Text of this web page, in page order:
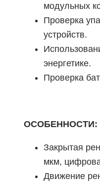
модульных
Проверка
устройств.
энергетике.
Проверка
ОСОБЕННОСТИ:
Закрытая
мкм,
Движение